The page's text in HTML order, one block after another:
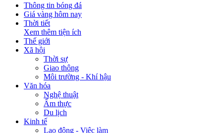
Thông tin bóng đá
Giá vàng hôm nay
Thời tiết
Xem thêm tiện ích
Thế giới
Xã hội
Thời sự
Giao thông
Môi trường - Khí hậu
Văn hóa
Nghệ thuật
Ẩm thực
Du lịch
Kinh tế
Lao động - Việc làm